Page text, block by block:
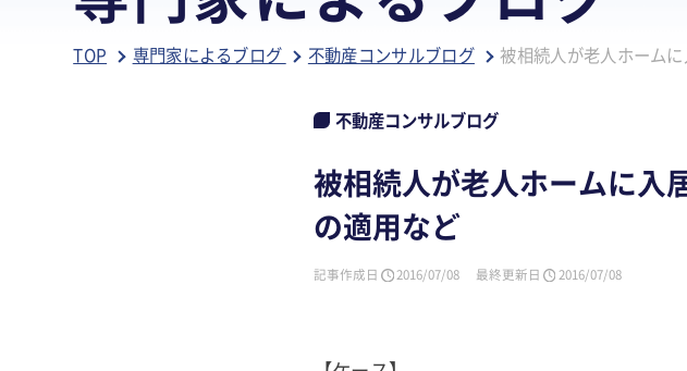
ご挨拶
グループ企業
税務・会計・監査
国際税務・海外進出
人事・労務
相続
経営・財務
人事・労務
事業承継・相続
税務・会計ブログ
行政書士業務ブログ
人事・労務ブログ
相続ブログ
TOP 専門家によるブログ 不動産コンサルブログ 被相続人が老人ホーム
不動産コンサルブログ
被相続人が老人ホームに入
の適用など
記事作成日 2016/07/08 最終更新日 2016/07/08